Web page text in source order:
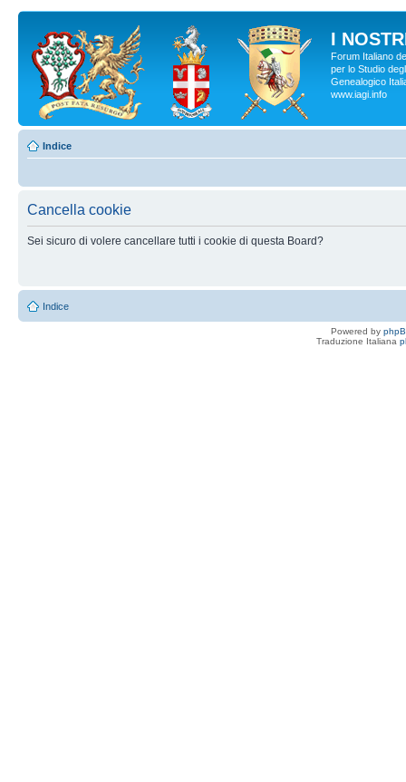
I
Forum Italiano
per lo Studio
Genealogico
www.iagi.info
Indice
Cancella cookie
Sei sicuro di volere cancellare tutti i cookie di questa Board?
Indice
Powered by
Traduzione Italiana